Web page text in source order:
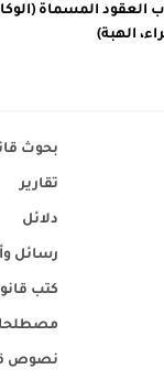
العقود المسماة
الهبة)
بحوث
تقارير
دلائل
رسائل
كتب
نصوص